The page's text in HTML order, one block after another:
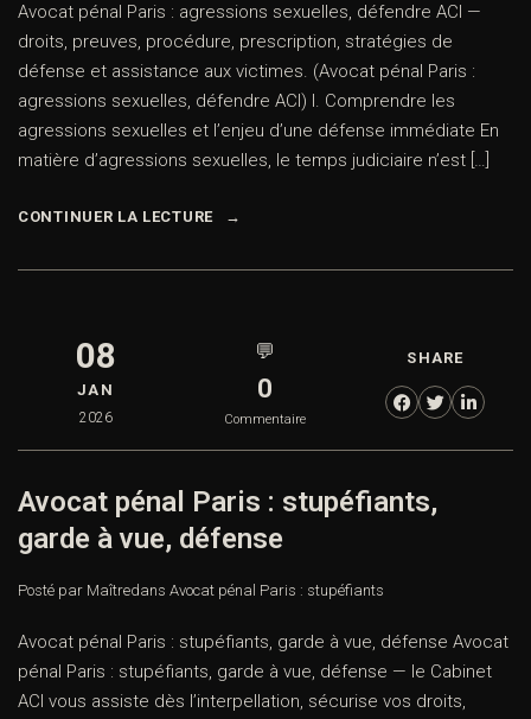
Avocat pénal Paris : agressions sexuelles, défendre ACI —
droits, preuves, procédure, prescription, stratégies de
défense et assistance aux victimes. (Avocat pénal Paris :
agressions sexuelles, défendre ACI) I. Comprendre les
agressions sexuelles et l’enjeu d’une défense immédiate En
matière d’agressions sexuelles, le temps judiciaire n’est […]
CONTINUER LA LECTURE
08
JAN
2026
💬
0
Commentaire
SHARE
Avocat pénal Paris : stupéfiants,
garde à vue, défense
Posté par Maîtredans Avocat pénal Paris : stupéfiants
Avocat pénal Paris : stupéfiants, garde à vue, défense Avocat
pénal Paris : stupéfiants, garde à vue, défense — le Cabinet
ACI vous assiste dès l’interpellation, sécurise vos droits,